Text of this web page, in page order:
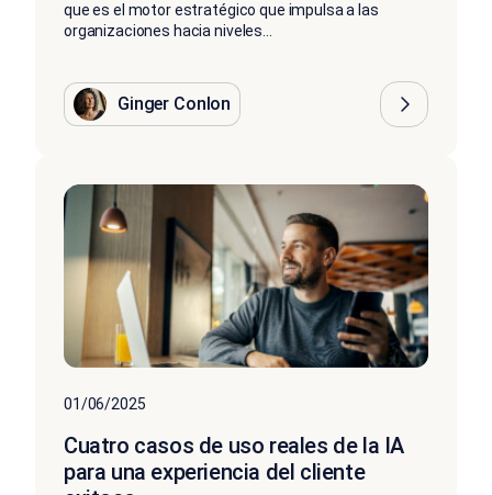
que es el motor estratégico que impulsa a las
organizaciones hacia niveles...
Ginger Conlon
01/06/2025
Cuatro casos de uso reales de la IA
para una experiencia del cliente